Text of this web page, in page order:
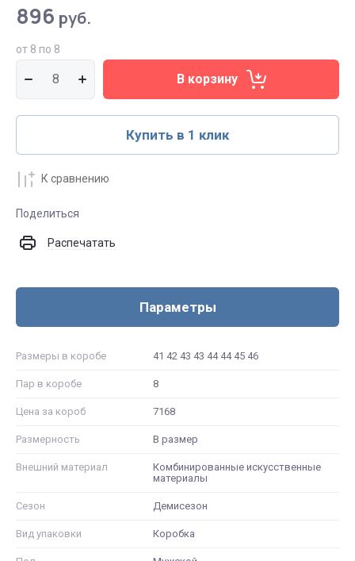
896 руб.
от 8 по 8
В корзину
Купить в 1 клик
К сравнению
Поделиться
Распечатать
Параметры
Размеры в коробе 41 42 43 43 44 44 45 46
Пар в коробе 8
Цена за короб 7168
Размерность В размер
Внешний материал
Комбинированные искусственные
материалы
Сезон Демисезон
Вид упаковки Коробка